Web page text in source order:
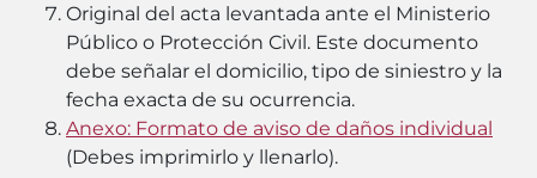
Original del acta levantada ante el Ministerio
Público o Protección Civil. Este documento
debe señalar el domicilio, tipo de siniestro y la
fecha exacta de su ocurrencia.
Anexo: Formato de aviso de daños individual
(Debes imprimirlo y llenarlo).